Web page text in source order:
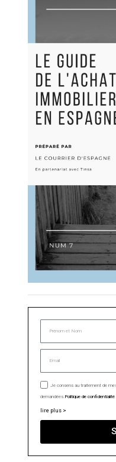
Je consens au traitement de
demandées.Politique de confidentialité
lire plus >